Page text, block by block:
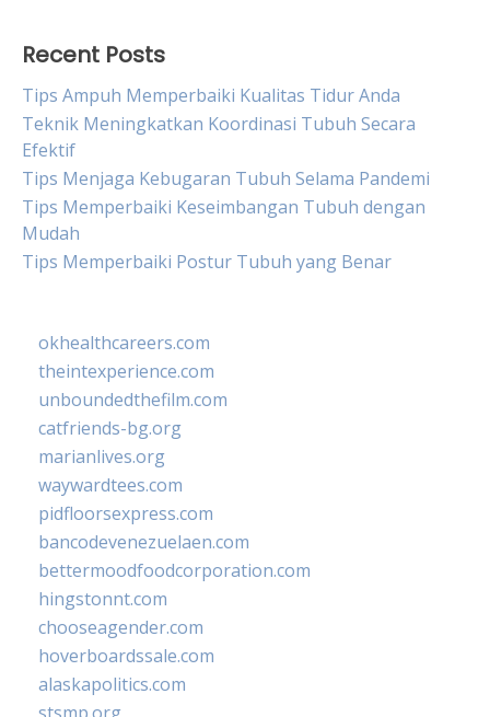
Recent Posts
Tips Ampuh Memperbaiki Kualitas Tidur Anda
Teknik Meningkatkan Koordinasi Tubuh Secara
Efektif
Tips Menjaga Kebugaran Tubuh Selama Pandemi
Tips Memperbaiki Keseimbangan Tubuh dengan
Mudah
Tips Memperbaiki Postur Tubuh yang Benar
okhealthcareers.com
theintexperience.com
unboundedthefilm.com
catfriends-bg.org
marianlives.org
waywardtees.com
pidfloorsexpress.com
bancodevenezuelaen.com
bettermoodfoodcorporation.com
hingstonnt.com
chooseagender.com
hoverboardssale.com
alaskapolitics.com